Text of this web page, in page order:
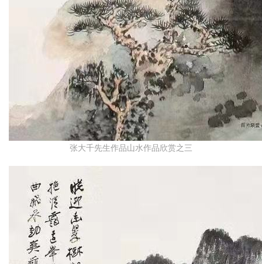
张大千先生作品山水作品欣赏之三